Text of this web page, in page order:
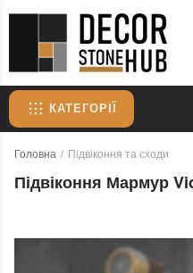
КАТЕГОРІЇ
Головна Підвіконня та сходи
Підвіконня Мармур